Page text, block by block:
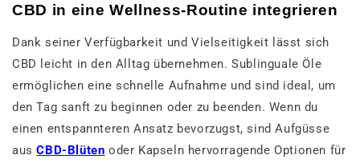
CBD in eine Wellness-Routine integrieren
Dank seiner Verfügbarkeit und Vielseitigkeit lässt sich
CBD leicht in den Alltag übernehmen. Sublinguale Öle
ermöglichen eine schnelle Aufnahme und sind ideal, um
den Tag sanft zu beginnen oder zu beenden. Wenn du
einen entspannteren Ansatz bevorzugst, sind Aufgüsse
ausCBD-Blüten oder Kapseln hervorragende Optionen für